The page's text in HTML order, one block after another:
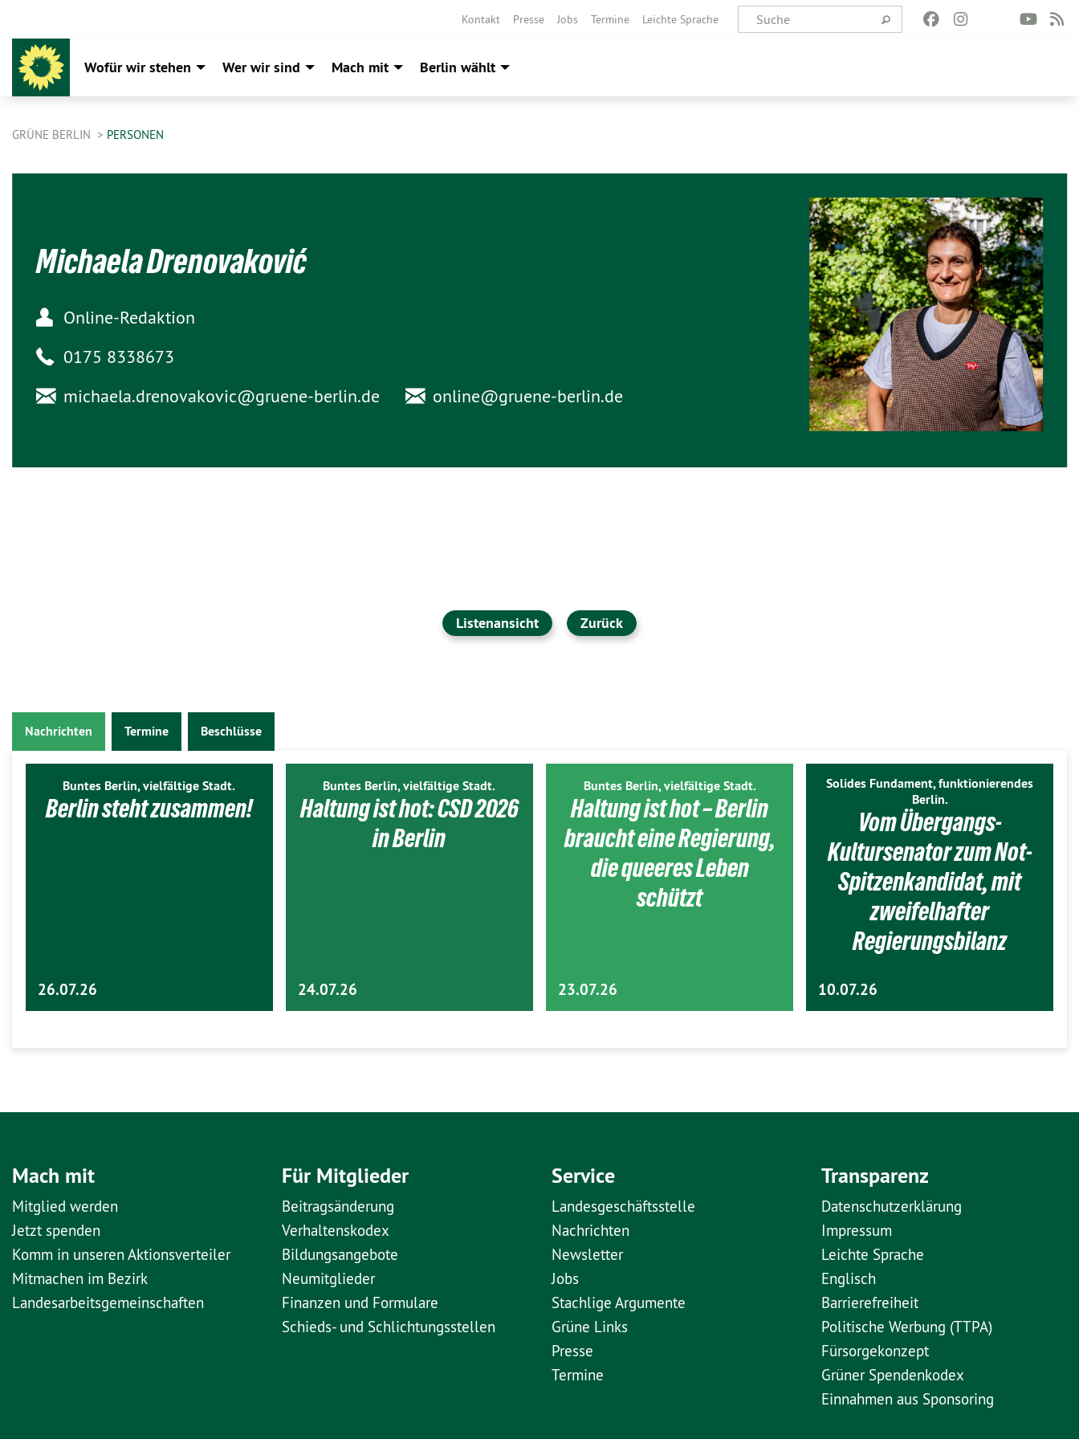
Kontakt Presse Jobs Termine Leichte Sprache
Wofür wir stehen Wer wir sind Mach mit Berlin wählt
GRÜNE BERLIN PERSONEN
Michaela Drenovaković
Online-Redaktion
0175 8338673
michaela.drenovakovic@gruene-berlin.de online@gruene-berlin.de
Listenansicht Zurück
Nachrichten Termine Beschlüsse
Buntes Berlin, vielfältige Stadt.
Berlin steht zusammen!
26.07.26
Buntes Berlin, vielfältige Stadt.
Haltung ist hot: CSD 2026
in Berlin
24.07.26
Buntes Berlin, vielfältige Stadt.
Haltung ist hot – Berlin
braucht eine Regierung,
die queeres Leben
schützt
23.07.26
Solides Fundament, funktionierendes
Berlin.
Vom Übergangs-
Kultursenator zum Not-
Spitzenkandidat, mit
zweifelhafter
Regierungsbilanz
10.07.26
Mach mit
Mitglied werden
Jetzt spenden
Komm in unseren Aktionsverteiler
Mitmachen im Bezirk
Landesarbeitsgemeinschaften
Für Mitglieder
Beitragsänderung
Verhaltenskodex
Bildungsangebote
Neumitglieder
Finanzen und Formulare
Schieds- und Schlichtungsstellen
Service
Landesgeschäftsstelle
Nachrichten
Newsletter
Jobs
Stachlige Argumente
Grüne Links
Presse
Termine
Transparenz
Datenschutzerklärung
Impressum
Leichte Sprache
Englisch
Barrierefreiheit
Politische Werbung (TTPA)
Fürsorgekonzept
Grüner Spendenkodex
Einnahmen aus Sponsoring